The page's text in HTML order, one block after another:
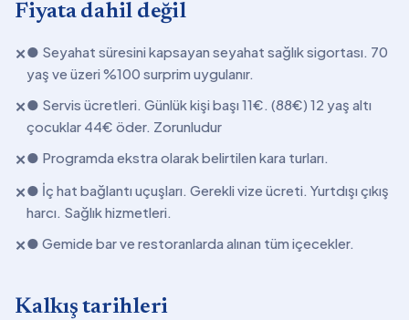
Fiyata dahil değil
✕● Seyahat süresini kapsayan seyahat sağlık sigortası. 70
yaş ve üzeri %100 surprim uygulanır.
✕● Servis ücretleri. Günlük kişi başı 11€. (88€) 12 yaş altı
çocuklar 44€ öder. Zorunludur
✕● Programda ekstra olarak belirtilen kara turları.
✕● İç hat bağlantı uçuşları. Gerekli vize ücreti. Yurtdışı çıkış
harcı. Sağlık hizmetleri.
✕● Gemide bar ve restoranlarda alınan tüm içecekler.
Kalkış tarihleri